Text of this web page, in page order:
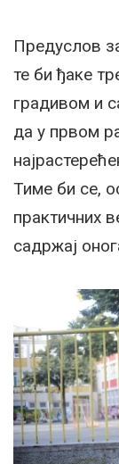
Предуслов
те би ђаке
градивом и
да у првом
Тиме би се,
практичних
садржај